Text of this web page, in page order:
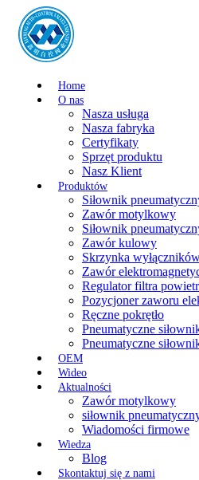
Home
O nas
Nasza usługa
Nasza fabryka
Certyfikaty
Sprzęt produktu
Nasz Klient
Produktów
Siłownik
Zawór motylkowy
Siłownik
Zawór kulowy
Skrzynka
Zawór
Regulator filtra
Pozycjoner zaworu
Ręczne pokrętło
Pneumatyczne
Pneumatyczne
OEM
Wideo
Aktualności
Zawór motylkowy
siłownik
Wiadomości firmowe
Wiedza
Blog
Skontaktuj się z nami